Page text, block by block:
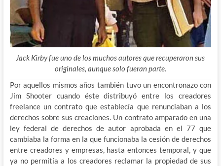
Jack Kirby fue uno de los muchos autores que recuperaron sus
originales, aunque solo fueran parte.
Por aquellos mismos años también tuvo un encontronazo con
Jim Shooter cuando éste distribuyó entre los creadores
freelance un contrato que establecía que renunciaban a los
derechos sobre sus creaciones. Un contrato amparado en una
ley federal de derechos de autor aprobada en el 77 que
cambiaba la forma en la que funcionaba la cesión de derechos
entre creadores y empresas, hasta entonces temporal, y que
ya no permitía a los creadores reclamar la propiedad de sus